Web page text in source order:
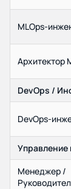
MLOps-
Архитектор
DevOps /
DevOps-
Управление
Менеджер /